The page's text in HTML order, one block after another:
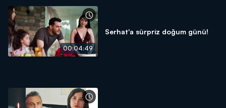
00:04:49
Serhat'a sürpriz doğum günü!